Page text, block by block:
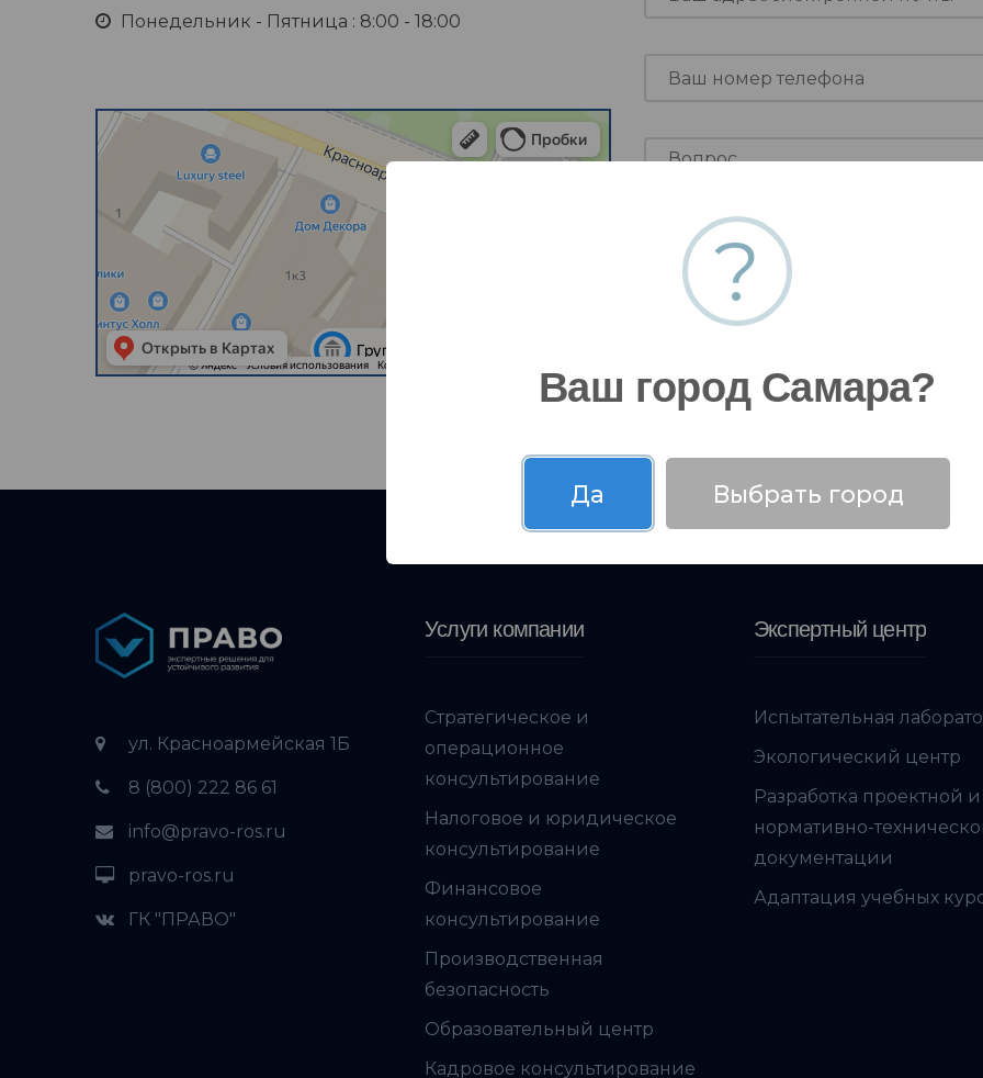
Понедельник - Пятница : 8:00 - 18:00
Я даю согласие на
ул. Красноармейская 1Б
8 (800) 222 86 61
info@pravo-ros.ru
pravo-ros.ru
ГК "ПРАВО"
Услуги компании
Стратегическое и
операционное
консультирование
Налоговое и юридическое
консультирование
Финансовое
консультирование
Производственная
безопасность
Образовательный центр
Кадровое консультирование
Экспертный центр
Испытательная
Экологический центр
Разработка проектной и
нормативно-
документации
Адаптация учебных
?
Ваш город Самара?
Да Выбрать город